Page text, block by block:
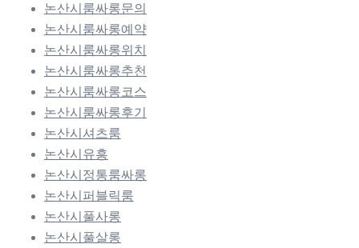
논산시룸싸롱문의
논산시룸싸롱예약
논산시룸싸롱위치
논산시룸싸롱추천
논산시룸싸롱코스
논산시룸싸롱후기
논산시셔츠룸
논산시유흥
논산시정통룸싸롱
논산시퍼블릭룸
논산시풀사롱
논산시풀살롱